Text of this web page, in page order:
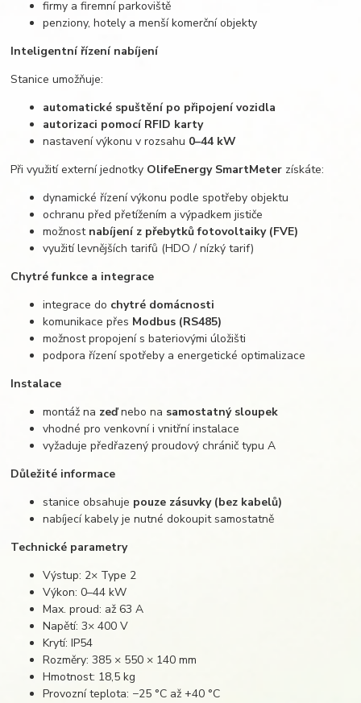
firmy a firemní parkoviště
penziony, hotely a menší komerční objekty
Inteligentní řízení nabíjení
Stanice umožňuje:
automatické spuštění po připojení vozidla
autorizaci pomocí RFID karty
nastavení výkonu v rozsahu 0–44 kW
Při využití externí jednotky OlifeEnergy SmartMeter získáte:
dynamické řízení výkonu podle spotřeby objektu
ochranu před přetížením a výpadkem jističe
možnost nabíjení z přebytků fotovoltaiky (FVE)
využití levnějších tarifů (HDO / nízký tarif)
Chytré funkce a integrace
integrace do chytré domácnosti
komunikace přes Modbus (RS485)
možnost propojení s bateriovými úložišti
podpora řízení spotřeby a energetické optimalizace
Instalace
montáž na zeďnebo na samostatný sloupek
vhodné pro venkovní i vnitřní instalace
vyžaduje předřazený proudový chránič typu A
Důležité informace
stanice obsahuje pouze zásuvky (bez kabelů)
nabíjecí kabely je nutné dokoupit samostatně
Technické parametry
Výstup: 2× Type 2
Výkon: 0–44 kW
Max. proud: až 63 A
Napětí: 3× 400 V
Krytí: IP54
Rozměry: 385 × 550 × 140 mm
Hmotnost: 18,5 kg
Provozní teplota: −25 °C až +40 °C